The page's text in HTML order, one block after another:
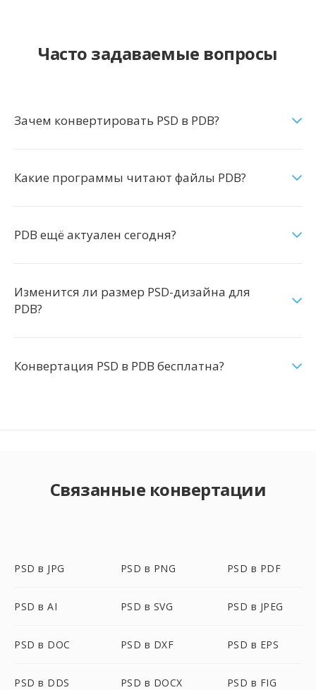
Часто задаваемые вопросы
Зачем конвертировать PSD в PDB?
Какие программы читают файлы PDB?
PDB ещё актуален сегодня?
Изменится ли размер PSD-дизайна для
PDB?
Конвертация PSD в PDB бесплатна?
Связанные конвертации
PSD в JPG PSD в PNG PSD в PDF
PSD в AI PSD в SVG PSD в JPEG
PSD в DOC PSD в DXF PSD в EPS
PSD в DDS PSD в DOCX PSD в FIG